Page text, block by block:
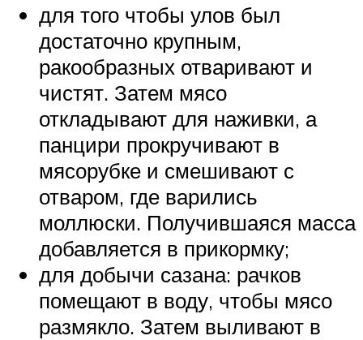
для того чтобы улов был
достаточно крупным,
ракообразных отваривают и
чистят. Затем мясо
откладывают для наживки, а
панцири прокручивают в
мясорубке и смешивают с
отваром, где варились
моллюски. Получившаяся масса
добавляется в прикормку;
для добычи сазана: рачков
помещают в воду, чтобы мясо
размякло. Затем выливают в